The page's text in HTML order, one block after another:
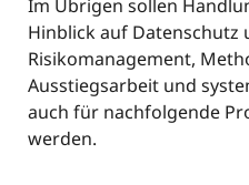
Im Übrigen sollen
Hinblick auf Datenschutz
Risikomanagement,
Ausstiegsarbeit und
auch für nachfolgende
werden.